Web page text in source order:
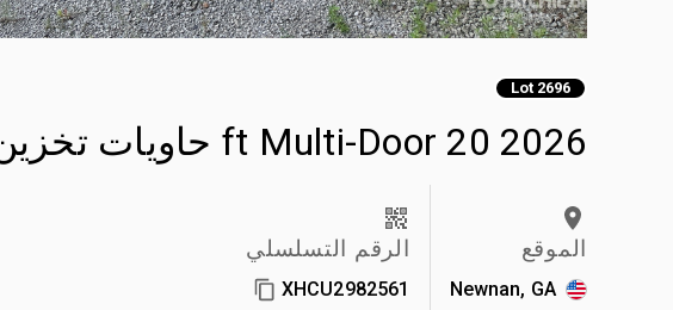
Lot 2696
2026 20 ft Multi-Door حاويات تخزين
الموقع
Newnan, GA
الرقم التسلسلي
XHCU2982561